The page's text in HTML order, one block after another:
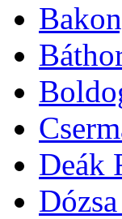
Deák